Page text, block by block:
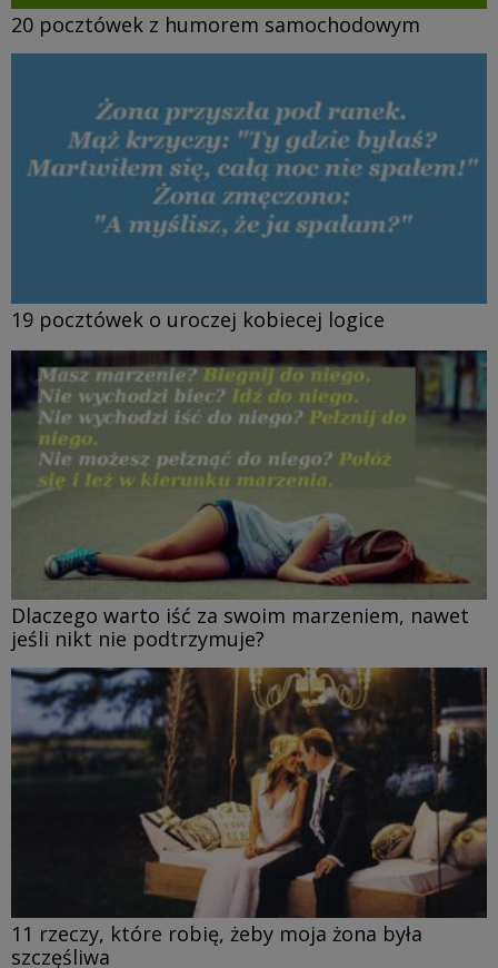
20 pocztówek z humorem samochodowym
19 pocztówek o uroczej kobiecej logice
Dlaczego warto iść za swoim marzeniem, nawet
jeśli nikt nie podtrzymuje?
11 rzeczy, które robię, żeby moja żona była
szczęśliwa